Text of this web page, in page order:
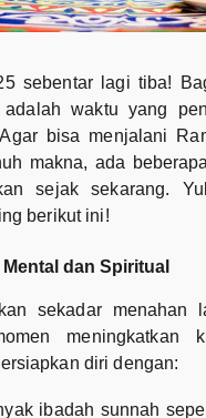
sebentar lagi tiba!
waktu yang
bisa menjalani
makna, ada
sejak sekarang.
berikut ini!
dan Spiritual
sekadar menahan
meningkatkan
diri dengan:
ibadah sunnah